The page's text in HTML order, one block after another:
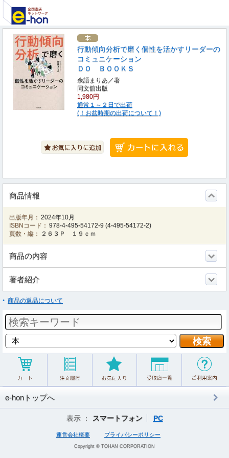
行動傾向分析で磨く個性を活かすリーダーの
コミュニケーション
ＤＯ ＢＯＯＫＳ
余語まりあ／著
同文舘出版
1,980円
通常１～２日で出荷
(！お盆時期の出荷について！)
商品情報
出版年月： 2024年10月
ISBNコード： 978-4-495-54172-9 (4-495-54172-2)
頁数・縦：
２６３Ｐ １９ｃｍ
商品の内容
著者紹介
商品の返品について
e-honトップへ
表示 ： スマートフォン PC
運営会社概要 プライバシーポリシー
Copyright © TOHAN CORPORATION